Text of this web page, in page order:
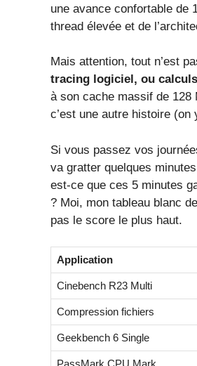
une avance confortable de
thread élevée et de
Mais attention, tout n’est
tracing logiciel, ou
à son cache massif de 128
c’est une autre histoire
Si vous passez vos
va gratter quelques
est-ce que ces 5 minutes
? Moi, mon tableau blanc
pas le score le plus haut.
Application
Cinebench R23 Multi
Compression fichiers
Geekbench 6 Single
PassMark CPU Mark